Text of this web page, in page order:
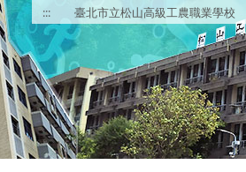
::: 臺北市立松山高級工農職業學校